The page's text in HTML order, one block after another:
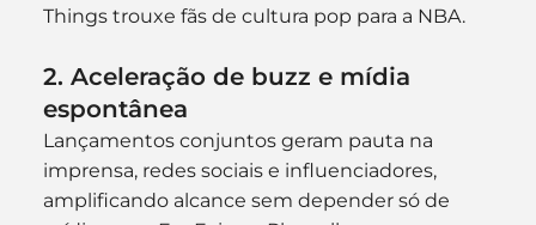
Things trouxe fãs de cultura pop para a NBA.
2. Aceleração de buzz e mídia
espontânea
Lançamentos conjuntos geram pauta na
imprensa, redes sociais e influenciadores,
amplificando alcance sem depender só de